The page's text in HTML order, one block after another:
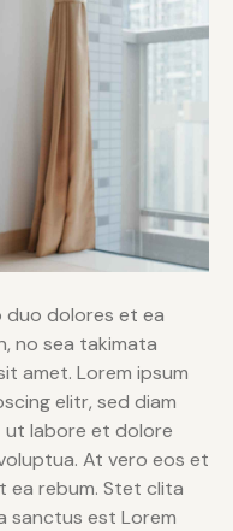
dolores et ea
no sea takimata
amet. Lorem ipsum
elitr, sed diam
ut labore et dolore
At vero eos et
ea rebum. Stet clita
sanctus est Lorem